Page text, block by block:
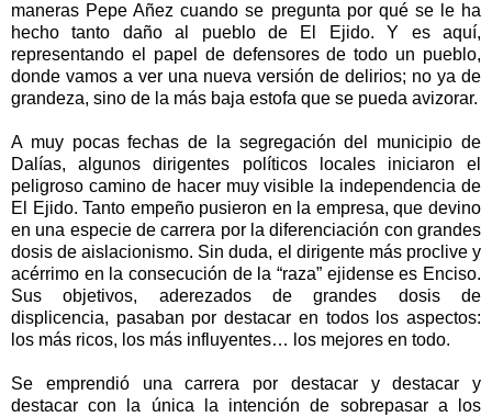
maneras Pepe Añez cuando se pregunta por qué se le ha
hecho tanto daño al pueblo de El Ejido. Y es aquí,
representando el papel de defensores de todo un pueblo,
donde vamos a ver una nueva versión de delirios; no ya de
grandeza, sino de la más baja estofa que se pueda avizorar.
A muy pocas fechas de la segregación del municipio de
Dalías, algunos dirigentes políticos locales iniciaron el
peligroso camino de hacer muy visible la independencia de
El Ejido. Tanto empeño pusieron en la empresa, que devino
en una especie de carrera por la diferenciación con grandes
dosis de aislacionismo. Sin duda, el dirigente más proclive y
acérrimo en la consecución de la “raza” ejidense es Enciso.
Sus objetivos, aderezados de grandes dosis de
displicencia, pasaban por destacar en todos los aspectos:
los más ricos, los más influyentes… los mejores en todo.
Se emprendió una carrera por destacar y destacar y
destacar con la única la intención de sobrepasar a los